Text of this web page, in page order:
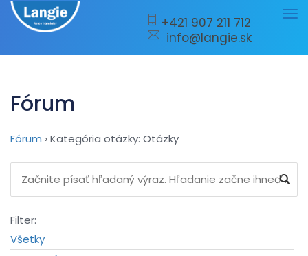
+421 907 211 712
info@langie.sk
Fórum
Fórum ›Kategória otázky: Otázky
Filter:
Všetky